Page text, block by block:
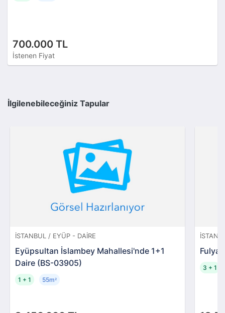
700.000 TL
İstenen Fiyat
İlgilenebileceğiniz Tapular
İSTANBUL / EYÜP - DAIRE
Eyüpsultan İslambey Mahallesi'nde 1+1
Daire (BS-03905)
1 + 1 55m²
Fulya
3 + 1